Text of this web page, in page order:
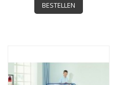
BESTELLEN